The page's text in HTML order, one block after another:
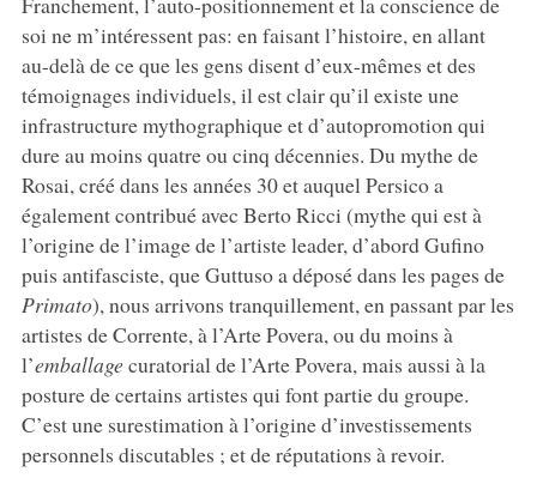
soi ne m’intéressent pas: en faisant l’histoire, en allant
au-delà de ce que les gens disent d’eux-mêmes et des
témoignages individuels, il est clair qu’il existe une
infrastructure mythographique et d’autopromotion qui
dure au moins quatre ou cinq décennies. Du mythe de
Rosai, créé dans les années 30 et auquel Persico a
également contribué avec Berto Ricci (mythe qui est à
l’origine de l’image de l’artiste leader, d’abord Gufino
puis antifasciste, que Guttuso a déposé dans les pages de
Primato), nous arrivons tranquillement, en passant par les
artistes de Corrente, à l’Arte Povera, ou du moins à
l’emballagecuratorial de l’Arte Povera, mais aussi à la
posture de certains artistes qui font partie du groupe.
C’est une surestimation à l’origine d’investissements
personnels discutables ; et de réputations à revoir.